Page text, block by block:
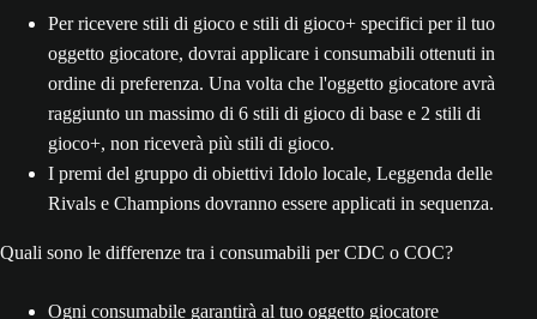
Per ricevere stili di gioco e stili di gioco+ specifici per il tuo
oggetto giocatore, dovrai applicare i consumabili ottenuti in
ordine di preferenza. Una volta che l'oggetto giocatore avrà
raggiunto un massimo di 6 stili di gioco di base e 2 stili di
gioco+, non riceverà più stili di gioco.
I premi del gruppo di obiettivi Idolo locale, Leggenda delle
Rivals e Champions dovranno essere applicati in sequenza.
Quali sono le differenze tra i consumabili per CDC o COC?
Ogni consumabile garantirà al tuo oggetto giocatore